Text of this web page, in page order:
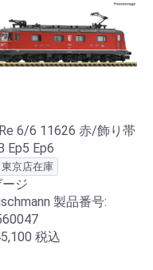
6/6 11626 赤/飾り帯
Ep5 Ep6
東京店在庫
ージ
製品番号:
税込